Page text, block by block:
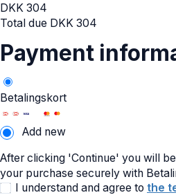
DKK 304
Total due DKK 304
Payment
Betalingskort
Add new
After clicking 'Continue' you will
your purchase securely with
I understand and agree to the